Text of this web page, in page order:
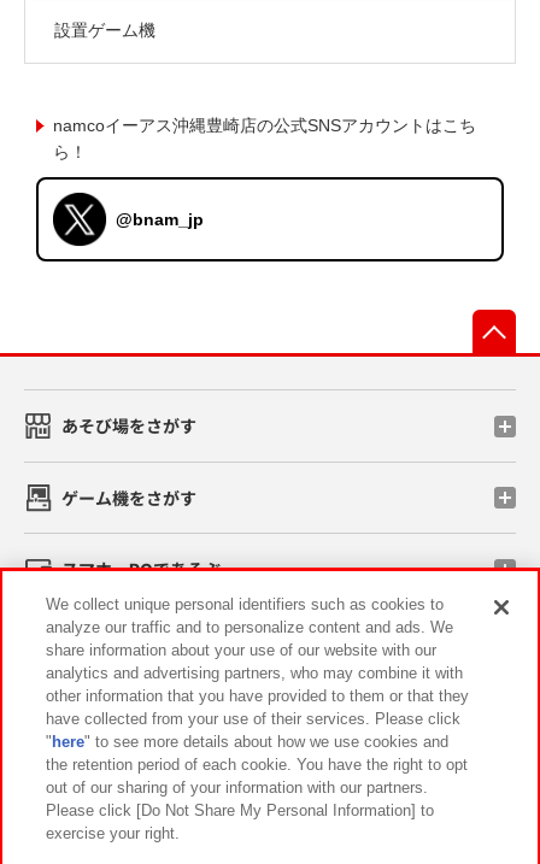
設置ゲーム機
namcoイーアス沖縄豊崎店の公式SNSアカウントはこち
ら！
@bnam_jp
あそび場をさがす
ゲーム機をさがす
スマホ・PCであそぶ
イベント・キャンペーン
関連会社 サステナビリティ サイトポリシー
プライバシーポリシー ウェブアクセシビリティ方針と検証結果
お取引先さまとともに
We collect unique personal identifiers such as cookies to
analyze our traffic and to personalize content and ads. We
share information about your use of our website with our
analytics and advertising partners, who may combine it with
other information that you have provided to them or that they
have collected from your use of their services. Please click
" here" to see more details about how we use cookies and
the retention period of each cookie. You have the right to opt
out of our sharing of your information with our partners.
Please click [Do Not Share My Personal Information] to
exercise your right.